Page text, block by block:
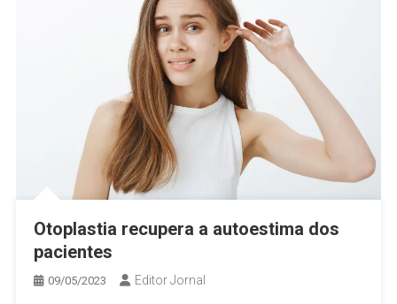
Otoplastia recupera a autoestima dos
pacientes
09/05/2023 Editor Jornal